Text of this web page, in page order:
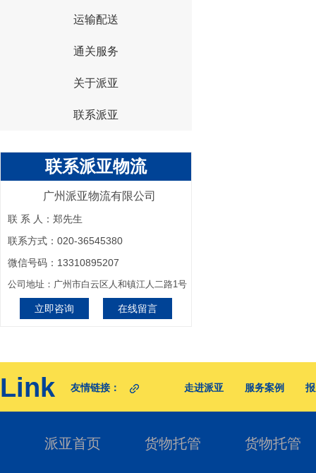
运输配送
通关服务
关于派亚
联系派亚
联系派亚物流
广州派亚物流有限公司
联 系 人：郑先生
联系方式：020-36545380
微信号码：13310895207
公司地址：广州市白云区人和镇江人二路1号
立即咨询 在线留言
Link 友情链接： 走进派亚 服务案例
派亚首页 货物托管 货物托管